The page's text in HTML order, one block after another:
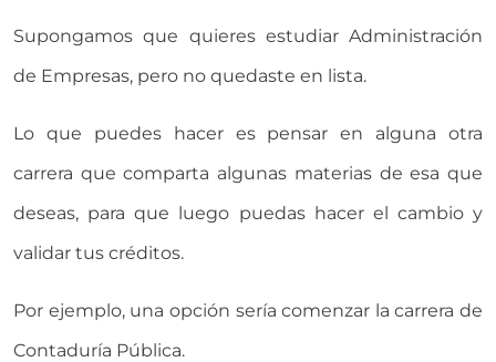
Supongamos que quieres estudiar Administración
de Empresas, pero no quedaste en lista.
Lo que puedes hacer es pensar en alguna otra
carrera que comparta algunas materias de esa que
deseas, para que luego puedas hacer el cambio y
validar tus créditos.
Por ejemplo, una opción sería comenzar la carrera de
Contaduría Pública.